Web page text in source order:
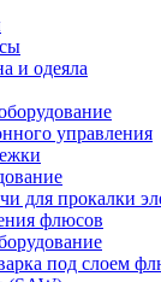
и одеяла
управления
для прокалки
флюсов
под слоем